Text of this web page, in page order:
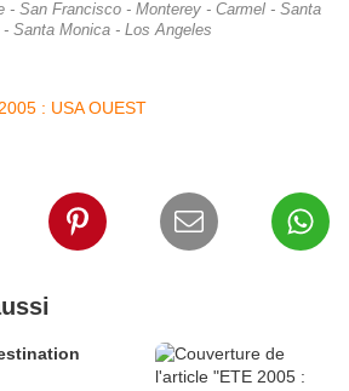
- San Francisco - Monterey - Carmel - Santa
- Santa Monica - Los Angeles
: USA OUEST